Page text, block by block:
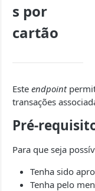
s por
cartão
Este endpoint
transações
Pré-
Para que seja
Tenha sido
Tenha pelo